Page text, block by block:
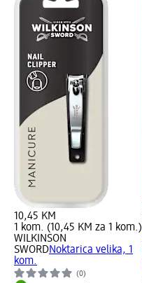
10,45 KM
1 kom. (10,45 KM za 1 kom.)
WILKINSON
SWORDNoktarica velika, 1
kom.
(0)